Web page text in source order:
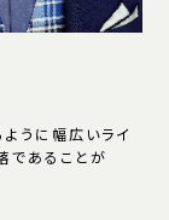
うに幅広いライ
であることが